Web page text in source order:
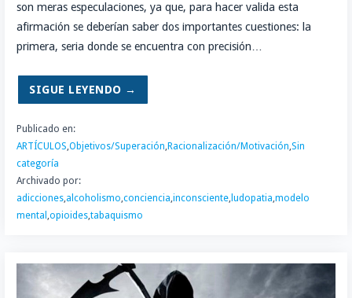
son meras especulaciones, ya que, para hacer valida esta
afirmación se deberían saber dos importantes cuestiones: la
primera, seria donde se encuentra con precisión…
SIGUE LEYENDO →
Publicado en:
ARTÍCULOS,Objetivos/Superación,Racionalización/Motivación,Sin
categoría
Archivado por:
adicciones,alcoholismo,conciencia,inconsciente,ludopatia,modelo
mental ,opioides,tabaquismo